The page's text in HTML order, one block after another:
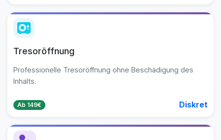
Tresoröffnung
Professionelle Tresoröffnung ohne Beschädigung des
Inhalts.
Ab 149€ Diskret